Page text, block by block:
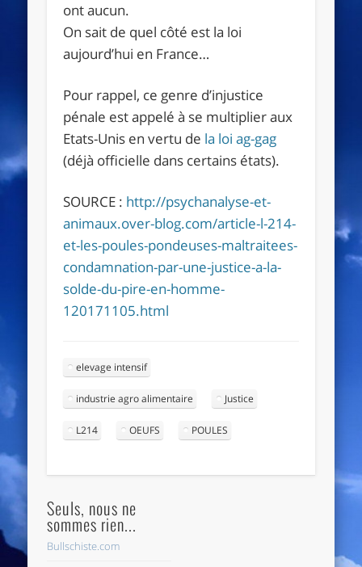
ont aucun.
On sait de quel côté est la loi
aujourd’hui en France…
Pour rappel, ce genre d’injustice
pénale est appelé à se multiplier aux
Etats-Unis en vertu de la loi ag-gag
(déjà officielle dans certains états).
SOURCE : http://psychanalyse-et-
animaux.over-blog.com/article-l-214-
et-les-poules-pondeuses-maltraitees-
condamnation-par-une-justice-a-la-
solde-du-pire-en-homme-
120171105.html
elevage intensif
industrie agro alimentaire Justice
L214 OEUFS POULES
Seuls, nous ne
sommes rien...
Bullschiste.com